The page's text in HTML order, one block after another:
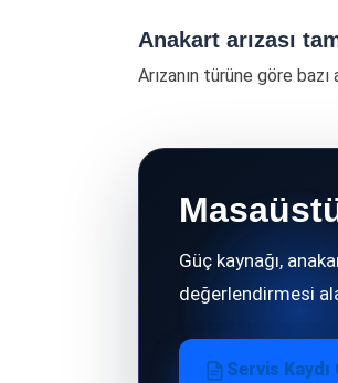
Anakart arızası
Arızanın türüne göre
Güç kaynağı,
değerlendirmesi
Servis